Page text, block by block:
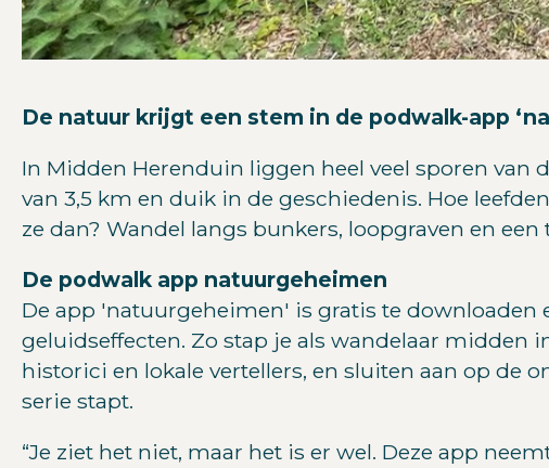
De natuur krijgt een stem in de podwalk-app
In Midden Herenduin liggen heel veel sporen van
van 3,5 km en duik in de geschiedenis. Hoe
ze dan? Wandel langs bunkers, loopgraven en
De podwalk app natuurgeheimen
De app 'natuurgeheimen' is gratis te
geluidseffecten. Zo stap je als wandelaar
historici en lokale vertellers, en sluiten aan op de
serie stapt.
“Je ziet het niet, maar het is er wel. Deze app